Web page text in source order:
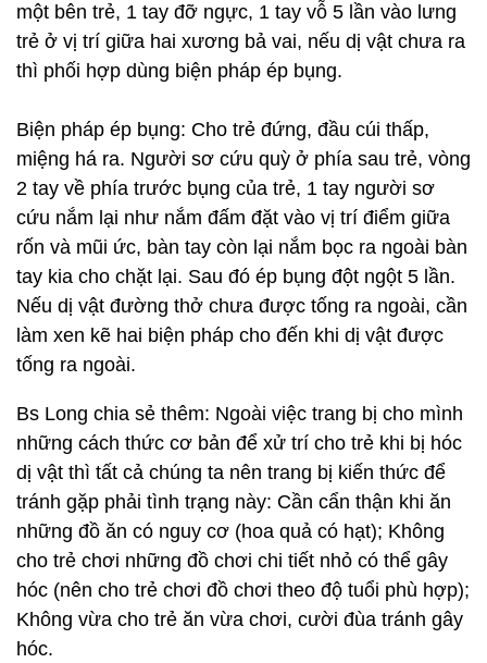
một bên trẻ, 1 tay đỡ ngực, 1 tay vỗ 5 lần vào lưng
trẻ ở vị trí giữa hai xương bả vai, nếu dị vật chưa ra
thì phối hợp dùng biện pháp ép bụng.
Biện pháp ép bụng: Cho trẻ đứng, đầu cúi thấp,
miệng há ra. Người sơ cứu quỳ ở phía sau trẻ, vòng
2 tay về phía trước bụng của trẻ, 1 tay người sơ
cứu nắm lại như nắm đấm đặt vào vị trí điểm giữa
rốn và mũi ức, bàn tay còn lại nắm bọc ra ngoài bàn
tay kia cho chặt lại. Sau đó ép bụng đột ngột 5 lần.
Nếu dị vật đường thở chưa được tống ra ngoài, cần
làm xen kẽ hai biện pháp cho đến khi dị vật được
tống ra ngoài.
Bs Long chia sẻ thêm: Ngoài việc trang bị cho mình
những cách thức cơ bản để xử trí cho trẻ khi bị hóc
dị vật thì tất cả chúng ta nên trang bị kiến thức để
tránh gặp phải tình trạng này: Cần cẩn thận khi ăn
những đồ ăn có nguy cơ (hoa quả có hạt); Không
cho trẻ chơi những đồ chơi chi tiết nhỏ có thể gây
hóc (nên cho trẻ chơi đồ chơi theo độ tuổi phù hợp);
Không vừa cho trẻ ăn vừa chơi, cười đùa tránh gây
hóc.